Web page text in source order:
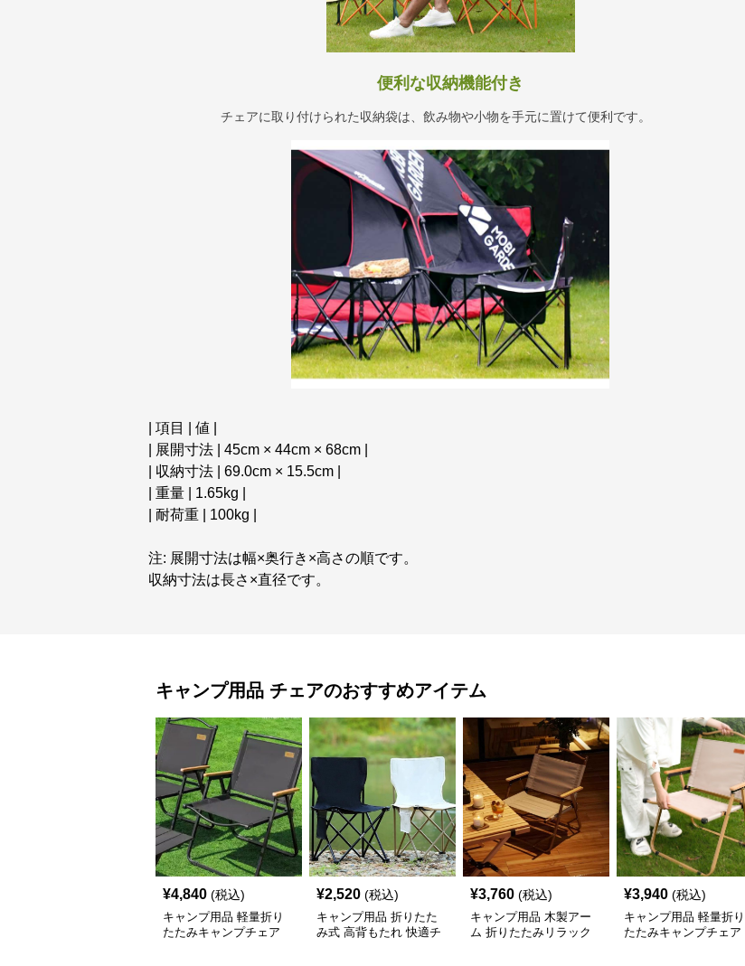
便利な収納機能付き
チェアに取り付けられた収納袋は、飲み物や小物を手元に置けて便利です。
| 項目 | 値 |
| 展開寸法 | 45cm × 44cm × 68cm |
| 収納寸法 | 69.0cm × 15.5cm |
| 重量 | 1.65kg |
| 耐荷重 | 100kg |
注: 展開寸法は幅×奥行き×高さの順です。
収納寸法は長さ×直径です。
キャンプ用品 チェアのおすすめアイテム
¥4,840 (税込)
キャンプ用品 軽量折り
たたみキャンプチェア
¥2,520 (税込)
キャンプ用品 折りたた
み式 高背もたれ 快適チ
¥3,760 (税込)
キャンプ用品 木製アー
ム 折りたたみリラック
¥3,940 (税込)
キャンプ用品 軽量折り
たたみキャンプチェア